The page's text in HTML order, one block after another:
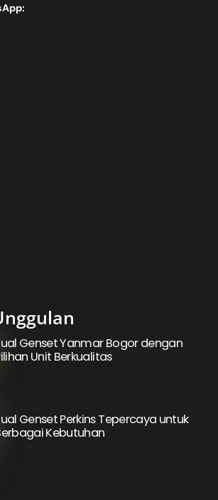
Genset Yanmar Bogor dengan
Unit Berkualitas
Genset Perkins Tepercaya untuk
Kebutuhan